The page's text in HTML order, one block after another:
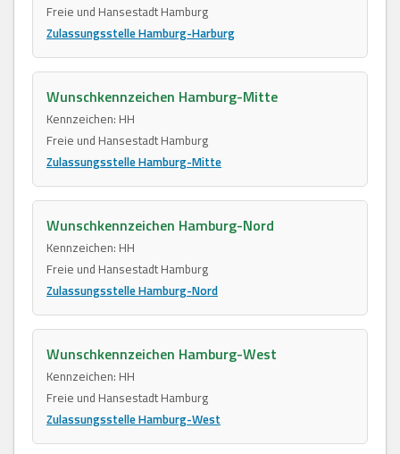
Freie und Hansestadt Hamburg
Zulassungsstelle Hamburg-Harburg
Wunschkennzeichen Hamburg-Mitte
Kennzeichen: HH
Freie und Hansestadt Hamburg
Zulassungsstelle Hamburg-Mitte
Wunschkennzeichen Hamburg-Nord
Kennzeichen: HH
Freie und Hansestadt Hamburg
Zulassungsstelle Hamburg-Nord
Wunschkennzeichen Hamburg-West
Kennzeichen: HH
Freie und Hansestadt Hamburg
Zulassungsstelle Hamburg-West